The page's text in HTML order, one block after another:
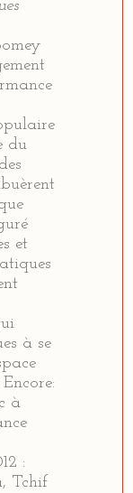
du
et
à se
à
:
Tchif